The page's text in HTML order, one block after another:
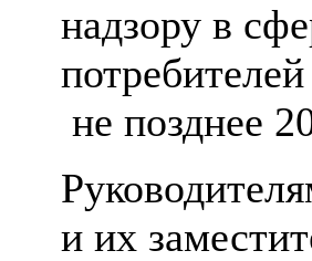
надзору в
не позднее
и их